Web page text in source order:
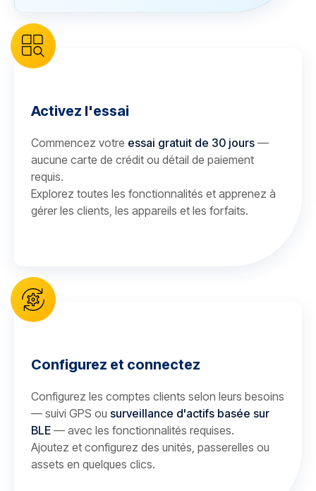
Activez l'essai
Commencez votre essai gratuit de 30 jours —
aucune carte de crédit ou détail de paiement
requis.
Explorez toutes les fonctionnalités et apprenez à
gérer les clients, les appareils et les forfaits.
Configurez et connectez
Configurez les comptes clients selon leurs besoins
— suivi GPS ou surveillance d'actifs basée sur
BLE — avec les fonctionnalités requises.
Ajoutez et configurez des unités, passerelles ou
assets en quelques clics.